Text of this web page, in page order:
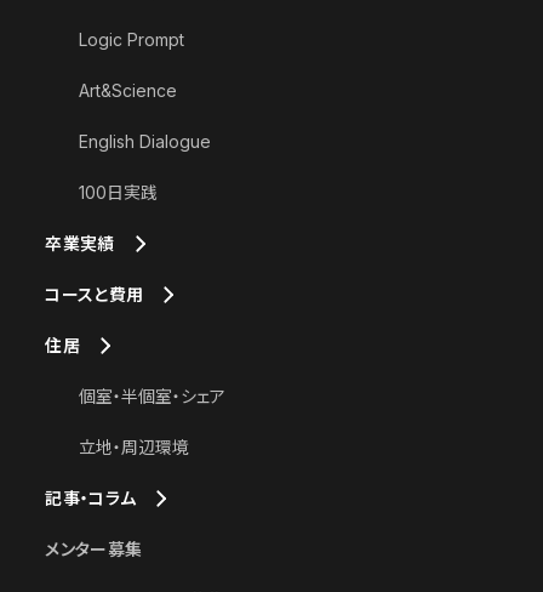
Logic Prompt
Art&Science
English Dialogue
100日実践
卒業実績
コースと費用
住居
個室・半個室・シェア
立地・周辺環境
記事・コラム
メンター募集